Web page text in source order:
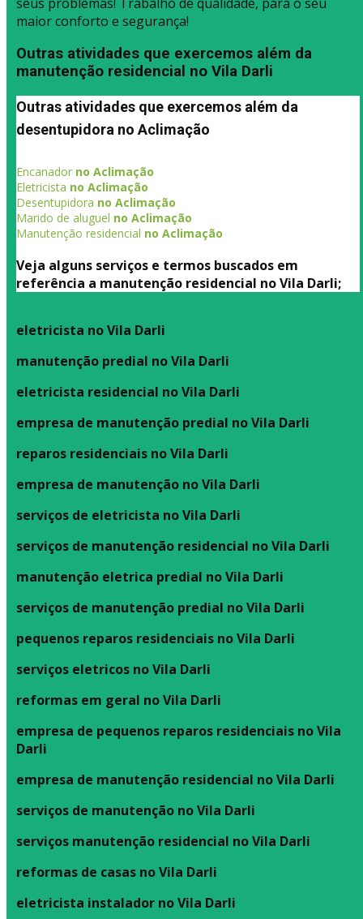
maior conforto e segurança!
Outras atividades que exercemos além da
manutenção residencial no Vila Darli
Outras atividades que exercemos além da
desentupidora no Aclimação
Encanador no Aclimação
Eletricista no Aclimação
Desentupidora no Aclimação
Marido de aluguel no Aclimação
Manutenção residencial no Aclimação
Veja alguns serviços e termos buscados em
referência a manutenção residencial no Vila Darli;
eletricista no Vila Darli
manutenção predial no Vila Darli
eletricista residencial no Vila Darli
empresa de manutenção predial no Vila Darli
reparos residenciais no Vila Darli
empresa de manutenção no Vila Darli
serviços de eletricista no Vila Darli
serviços de manutenção residencial no Vila Darli
manutenção eletrica predial no Vila Darli
serviços de manutenção predial no Vila Darli
pequenos reparos residenciais no Vila Darli
serviços eletricos no Vila Darli
reformas em geral no Vila Darli
empresa de pequenos reparos residenciais no Vila
Darli
empresa de manutenção residencial no Vila Darli
serviços de manutenção no Vila Darli
serviços manutenção residencial no Vila Darli
reformas de casas no Vila Darli
eletricista instalador no Vila Darli